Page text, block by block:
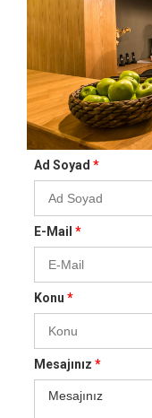
Ad Soyad *
E-Mail *
Konu *
Mesajınız *